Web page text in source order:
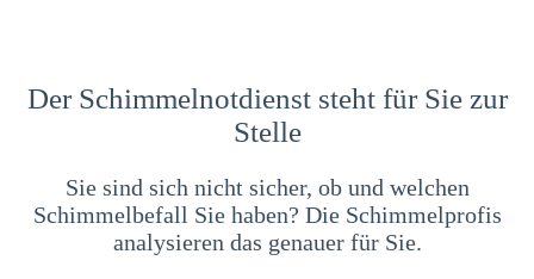
Der Schimmelnotdienst steht für Sie zur
Stelle
Sie sind sich nicht sicher, ob und welchen
Schimmelbefall Sie haben? Die Schimmelprofis
analysieren das genauer für Sie.